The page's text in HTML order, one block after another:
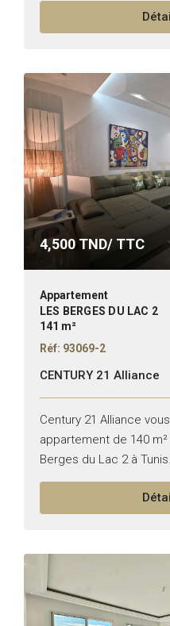
4,500TND/ TTC
Appartement
LES BERGES DU LAC 2
141 m²
Réf: 93069-2
CENTURY 21 Alliance
Century 21 Alliance
appartement de 140
Berges du Lac 2 à
meublé avec soin, se...